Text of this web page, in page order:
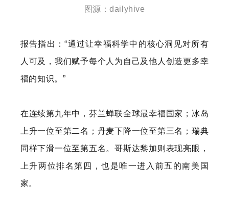
图源：dailyhive
报告指出：“通过让幸福科学中的核心洞见对所有
人可及，我们赋予每个人为自己及他人创造更多幸
福的知识。”
在连续第九年中，芬兰蝉联全球最幸福国家；冰岛
上升一位至第二名；丹麦下降一位至第三名；瑞典
同样下滑一位至第五名。哥斯达黎加则表现亮眼，
上升两位排名第四，也是唯一进入前五的南美国
家。